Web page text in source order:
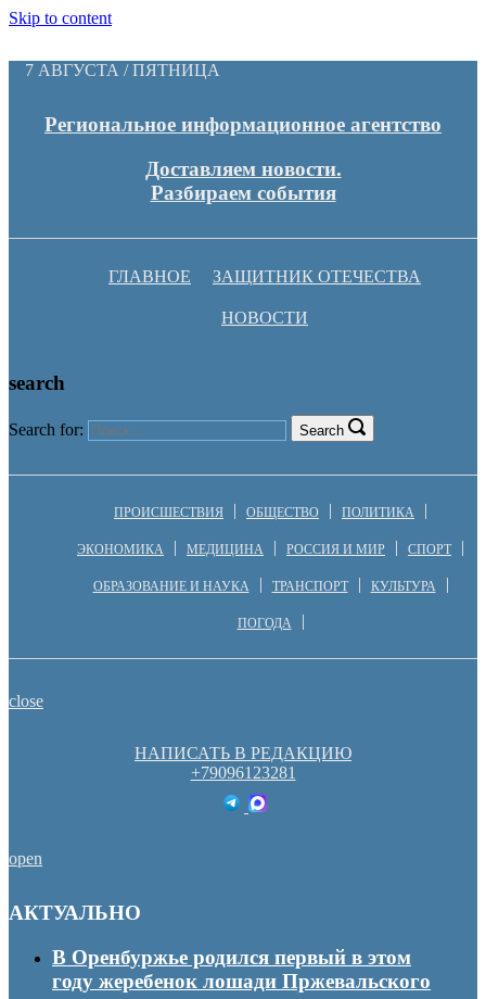
Skip to content
7 АВГУСТА / ПЯТНИЦА
Региональное информационное агентство
Доставляем новости.
Разбираем события
ГЛАВНОЕ ЗАЩИТНИК ОТЕЧЕСТВА
НОВОСТИ
search
Search for: Search
ПРОИСШЕСТВИЯ ОБЩЕСТВО ПОЛИТИКА
ЭКОНОМИКА МЕДИЦИНА РОССИЯ И МИР СПОРТ
ОБРАЗОВАНИЕ И НАУКА ТРАНСПОРТ КУЛЬТУРА
ПОГОДА
close
НАПИСАТЬ В РЕДАКЦИЮ
+79096123281
open
АКТУАЛЬНО
В Оренбуржье родился первый в этом
году жеребенок лошади Пржевальского